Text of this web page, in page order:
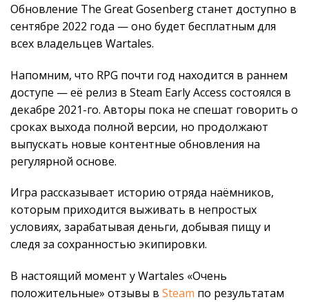
Обновление The Great Gosenberg станет доступно в
сентябре 2022 года — оно будет бесплатным для
всех владельцев Wartales.
Напомним, что RPG почти год находится в раннем
доступе — её релиз в Steam Early Access состоялся в
декабре 2021-го. Авторы пока не спешат говорить о
сроках выхода полной версии, но продолжают
выпускать новые контентные обновления на
регулярной основе.
Игра рассказывает историю отряда наёмников,
которым приходится выживать в непростых
условиях, зарабатывая деньги, добывая пищу и
следя за сохранностью экипировки.
В настоящий момент у Wartales «Очень
положительные» отзывы в Steam по результатам